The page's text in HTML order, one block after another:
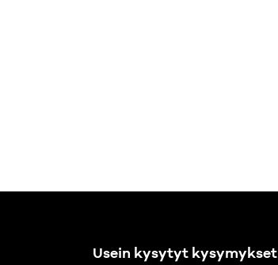
Usein kysytyt kysymykset